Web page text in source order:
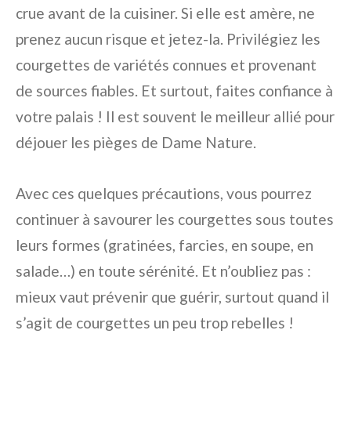
crue avant de la cuisiner. Si elle est amère, ne
prenez aucun risque et jetez-la. Privilégiez les
courgettes de variétés connues et provenant
de sources fiables. Et surtout, faites confiance à
votre palais ! Il est souvent le meilleur allié pour
déjouer les pièges de Dame Nature.
Avec ces quelques précautions, vous pourrez
continuer à savourer les courgettes sous toutes
leurs formes (gratinées, farcies, en soupe, en
salade…) en toute sérénité. Et n’oubliez pas :
mieux vaut prévenir que guérir, surtout quand il
s’agit de courgettes un peu trop rebelles !